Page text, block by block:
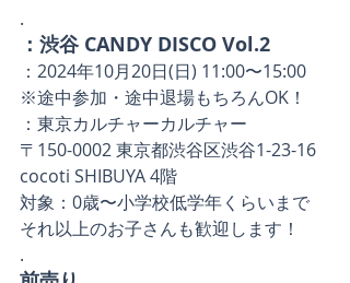
.
：渋谷 CANDY DISCO Vol.2
：2024年10月20日(日) 11:00〜15:00
※途中参加・途中退場もちろんOK！
：東京カルチャーカルチャー
〒150-0002 東京都渋谷区渋谷1-23-16
cocoti SHIBUYA 4階
対象：0歳〜小学校低学年くらいまで
それ以上のお子さんも歓迎します！
.